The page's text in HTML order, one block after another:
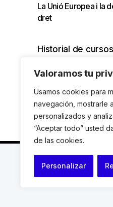
Valoramos tu
Usamos cookies para
navegación, mostrarle
personalizados y
“Aceptar todo” usted
de las cookies.
Personalizar
La Unió Europea i la
dret
Historial de cursos
No existe ningún
¿Quieres deshacer
C. Avinyó 44, 2n |